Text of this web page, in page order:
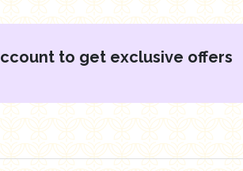
Add to cart
to get exclusive offers